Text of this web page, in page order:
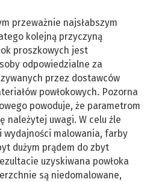
przeważnie najsłabszym
kolejną przyczyną
proszkowych jest
odpowiedzialne za
przez dostawców
powłokowych. Pozorna
powoduje, że parametrom
należytej uwagi. W celu źle
malowania, farby
dużym prądem do zbyt
uzyskiwana powłoka
są niedomalowane,